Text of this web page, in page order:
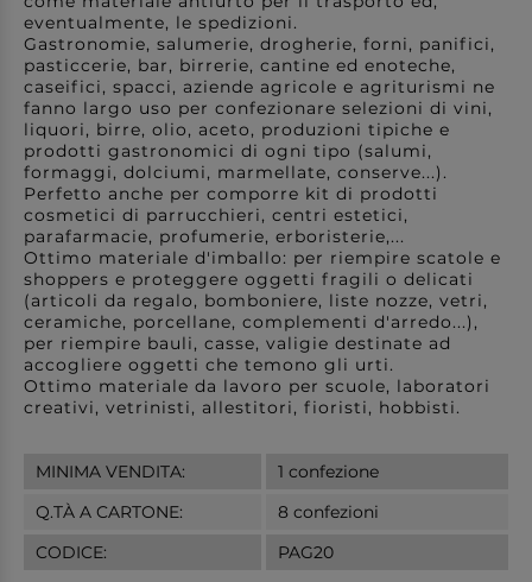
eventualmente, le spedizioni.
Gastronomie, salumerie, drogherie, forni, panifici,
pasticcerie, bar, birrerie, cantine ed enoteche,
caseifici, spacci, aziende agricole e agriturismi ne
fanno largo uso per confezionare selezioni di vini,
liquori, birre, olio, aceto, produzioni tipiche e
prodotti gastronomici di ogni tipo (salumi,
formaggi, dolciumi, marmellate, conserve...).
Perfetto anche per comporre kit di prodotti
cosmetici di parrucchieri, centri estetici,
parafarmacie, profumerie, erboristerie,...
Ottimo materiale d'imballo: per riempire scatole e
shoppers e proteggere oggetti fragili o delicati
(articoli da regalo, bomboniere, liste nozze, vetri,
ceramiche, porcellane, complementi d'arredo...),
per riempire bauli, casse, valigie destinate ad
accogliere oggetti che temono gli urti.
Ottimo materiale da lavoro per scuole, laboratori
creativi, vetrinisti, allestitori, fioristi, hobbisti.
MINIMA VENDITA:
1 confezione
Q.TÀ A CARTONE:
8 confezioni
CODICE:
PAG20